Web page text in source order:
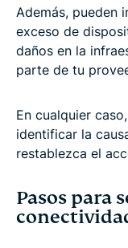
Además, pueden
exceso de
daños en la
parte de tu
En cualquier
identificar la
restablezca el
Pasos para